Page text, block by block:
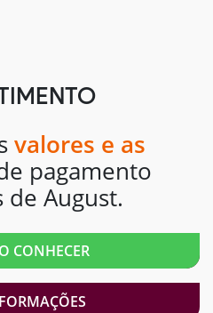
valores e as
pagamento
de August.
CONHECER